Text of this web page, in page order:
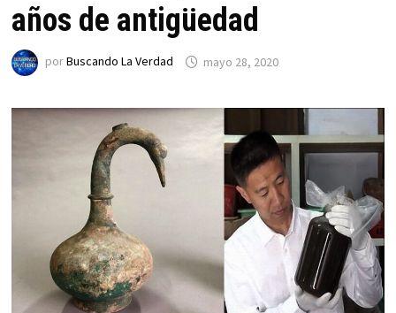
años de antigüedad
porBuscando La Verdad mayo 28, 2020